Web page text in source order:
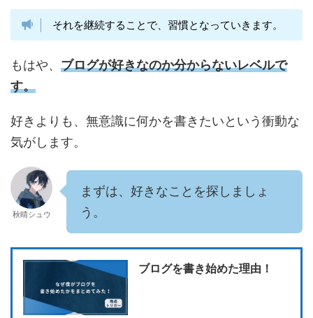
それを継続することで、習慣となっていきます。
もはや、 ブログが好きなのか分からないレベルで
す。
好きよりも、無意識に何かを書きたいという衝動な
気がします。
秋晴シュウ
まずは、好きなことを探しましょ
う。
ブログを書き始めた理由！